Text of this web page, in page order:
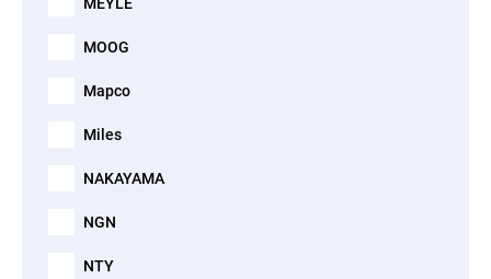
MOOG
Mapco
Miles
NAKAYAMA
NGN
NTY